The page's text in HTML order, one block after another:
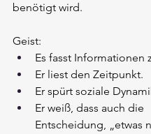
benötigt wird.
Geist:
Es fasst Informationen
Er liest den Zeitpunkt.
Er spürt soziale
Er weiß, dass auch die
Entscheidung, „etwas